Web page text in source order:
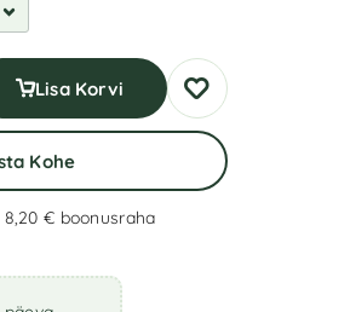
Lisa Korvi
Kohe
€ boonusraha